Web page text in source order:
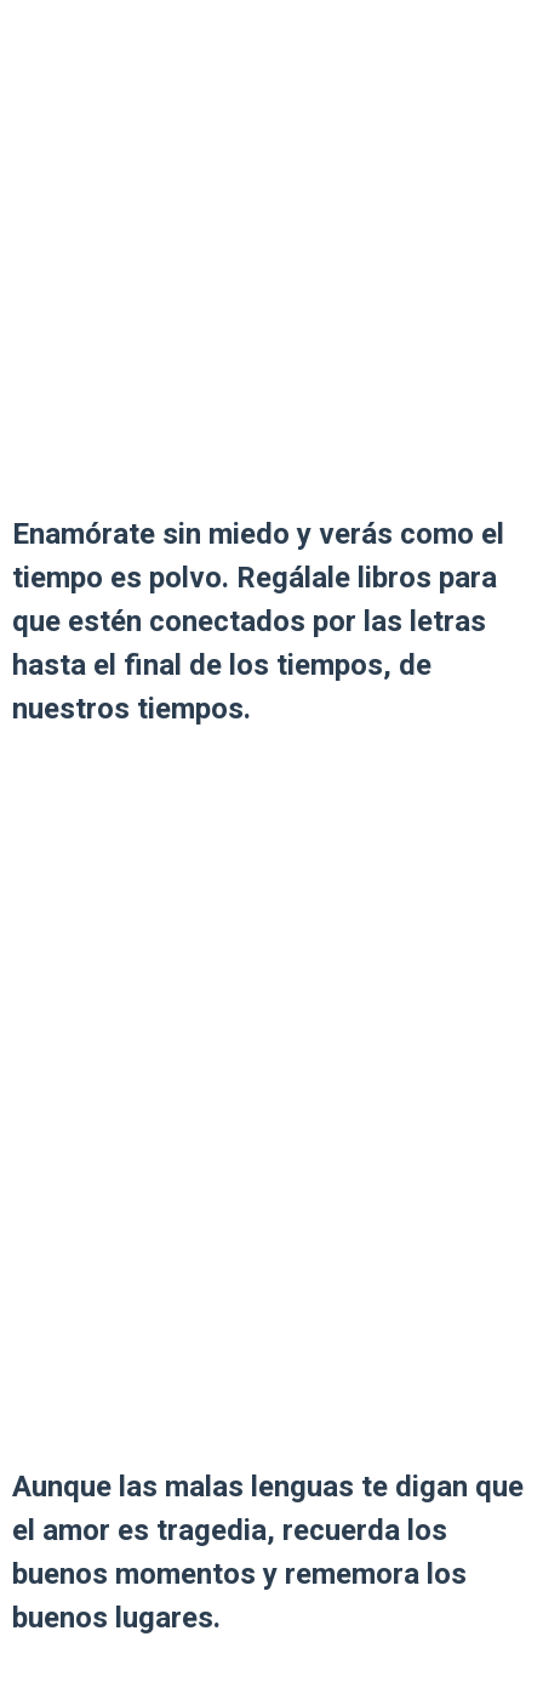
Enamórate sin miedo y verás como el
tiempo es polvo. Regálale libros para
que estén conectados por las letras
hasta el final de los tiempos, de
nuestros tiempos.
Aunque las malas lenguas te digan que
el amor es tragedia, recuerda los
buenos momentos y rememora los
buenos lugares.